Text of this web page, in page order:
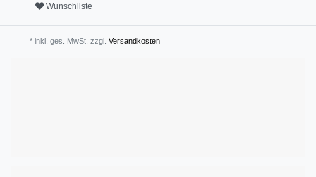
Wunschliste
* inkl. ges. MwSt. zzgl. Versandkosten